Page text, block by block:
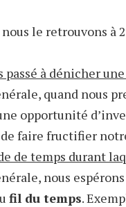
le retrouvons à
passé à dénicher
quand nous
opportunité
de faire fructifier
de temps durant
nous
fil du temps.